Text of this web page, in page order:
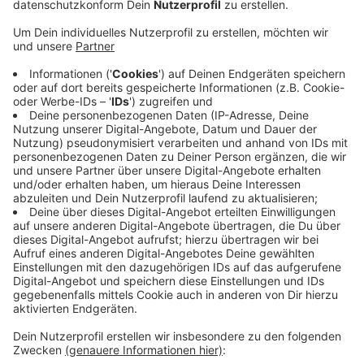
Anzeige
Die Polizei Mönchengladbach ermittelt jetzt mit einer
Mordkomission, nachdem ein 38-jähriger in einem
Krankenhaus verstorben ist. Der Mann war gestern mit
einer Kopfverletzung ins Krankenhaus gebracht
worden. Die Verletzung könnte durch
Gewalteinwirkung entstanden sein. Außerdem gebe es
Hinweise, dass der Mann in eine Auseinandersetzung
verwickelt war, wie die Polizei mitteilt. Die Polizei
sucht aktuell nach möglichen Zeugen, Ausführliche
Infos gibt es in dergemeinsamen Presseerklärung von
Polizei und Staatsanwaltschaft .
Anzeige